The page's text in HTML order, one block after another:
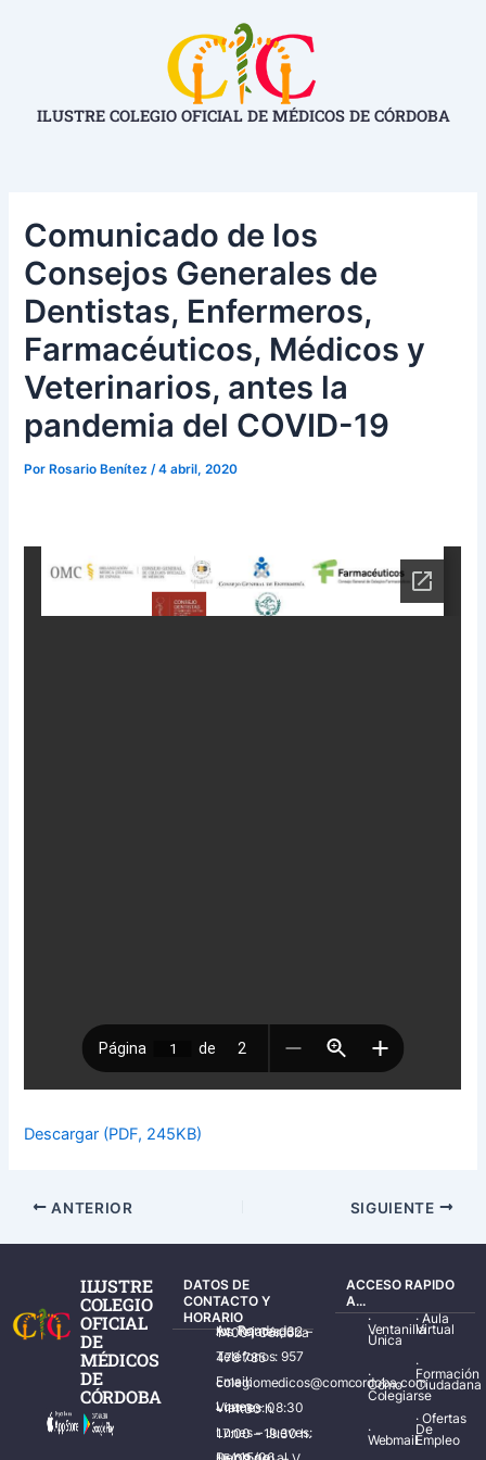
ILUSTRE COLEGIO OFICIAL DE MÉDICOS DE CÓRDOBA
Comunicado de los
Consejos Generales de
Dentistas, Enfermeros,
Farmacéuticos, Médicos y
Veterinarios, antes la
pandemia del COVID-19
PorRosario Benítez /4 abril, 2020
Descargar (PDF, 245KB)
ANTERIOR SIGUIENTE
ILUSTRE
COLEGIO
OFICIAL
DE
MÉDICOS
DE
CÓRDOBA
DATOS DE
CONTACTO Y
HORARIO
Av. Ronda de los Tejares, 32 – 14001 Córdoba
Teléfonos: 957 478 785
Email: colegiomedicos@comcordoba.com
Lunes – Viernes: 08:30 – 14:30 h.
Lunes – Jueves: 17:00 – 19:30 h.
ACCESO RAPIDO
A...
·
Ventanilla
Única
·
Cómo
Colegiarse
·
Webmail
·Aula
Virtual
·
Formación
Ciudadana
·Ofertas
De
Empleo